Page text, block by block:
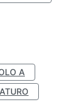
A